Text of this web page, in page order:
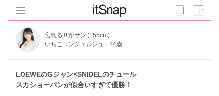
宮島るりかサン (155cm)
いちごコンシェルジュ・24歳
LOEWEのGジャン×SNIDELのチュール
スカショーパンが似合いすぎて優勝！